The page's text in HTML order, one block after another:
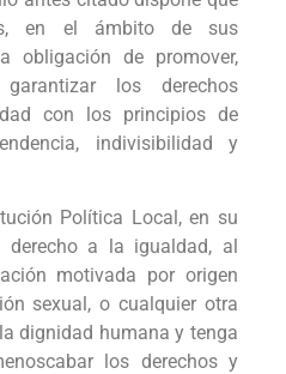
en el ámbito de sus
obligación de promover,
los derechos
con los principios de
indivisibilidad y
Política Local, en su
derecho a la igualdad, al
motivada por origen
sexual, o cualquier otra
dignidad humana y tenga
los derechos y